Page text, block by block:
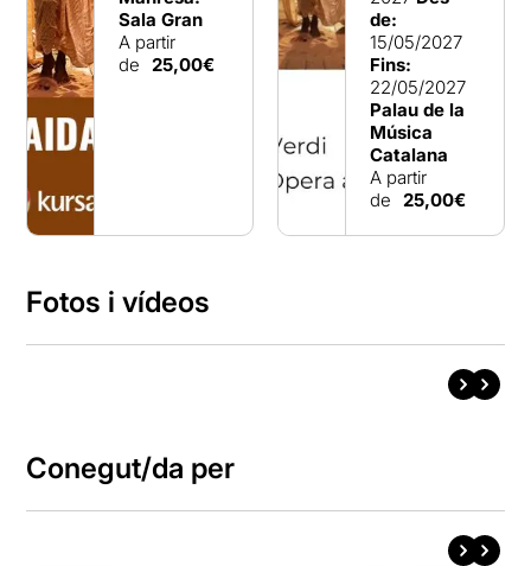
Sala Gran
A partir
de 25,00€
de:
15/05/2027
Fins:
22/05/2027
Palau de la
Música
Catalana
A partir
de 25,00€
Fotos i vídeos
Conegut/da per